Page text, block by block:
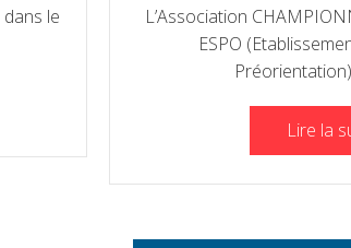
le
L’Association
ESPO
Lire la